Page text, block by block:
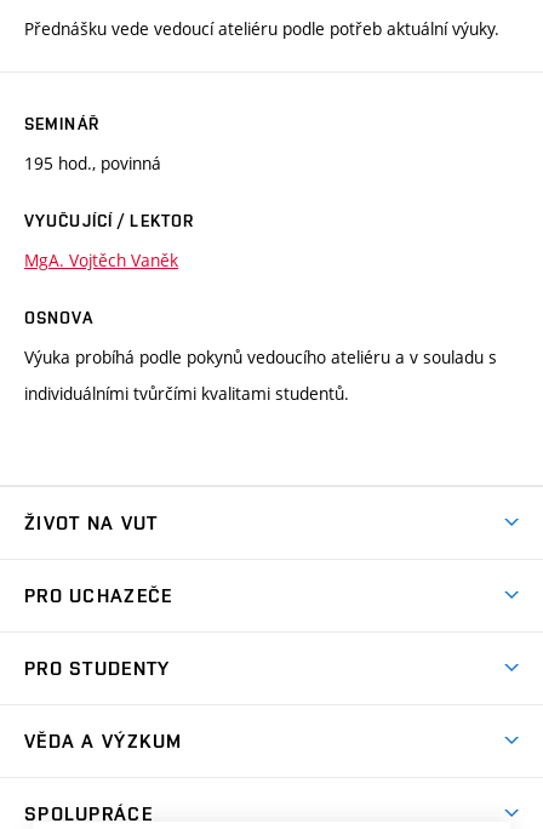
Přednášku vede vedoucí ateliéru podle potřeb aktuální výuky.
SEMINÁŘ
195 hod., povinná
VYUČUJÍCÍ / LEKTOR
MgA. Vojtěch Vaněk
OSNOVA
Výuka probíhá podle pokynů vedoucího ateliéru a v souladu s
individuálními tvůrčími kvalitami studentů.
ŽIVOT NA VUT
Koleje
Sport na VUT
PRO UCHAZEČE
Dny otevřených dveří
Celoživotní vzdělávání
PRO STUDENTY
Harmonogram akademického roku
Zpracování osobních údajů studentů
Sociální bezpečí
VĚDA A VÝZKUM
SPOLUPRÁCE